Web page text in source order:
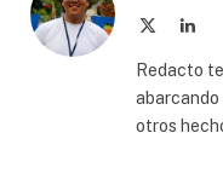
Redacto
otros